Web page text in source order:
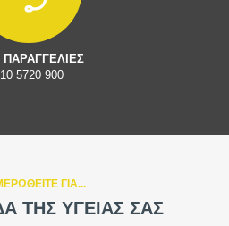
ΠΑΡΑΓΓΕΛΙΕΣ
5720 900
ΓΙΑ...
ΤΗΣ ΥΓΕΙΑΣ ΣΑΣ